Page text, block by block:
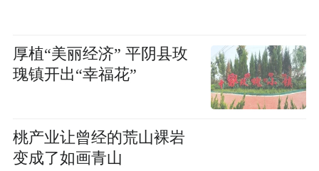
厚植“美丽经济” 平阴县玫
瑰镇开出“幸福花”
桃产业让曾经的荒山裸岩
变成了如画青山